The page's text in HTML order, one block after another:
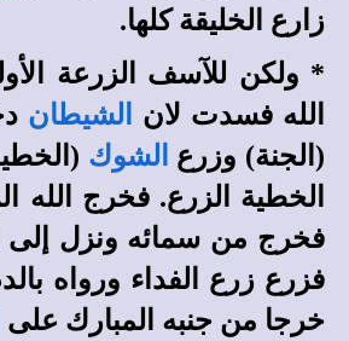
زارع الخليقة كلها.
* ولكن للآسف الزرعة
الله فسدت لان
الشيطان
(الجنة) وزرع الشوك
الخطية الزرع. فخرج الله
فخرج من سمائه ونزل إلى
فزرع زرع الفداء ورواه
خرجا من جنبه المبارك على